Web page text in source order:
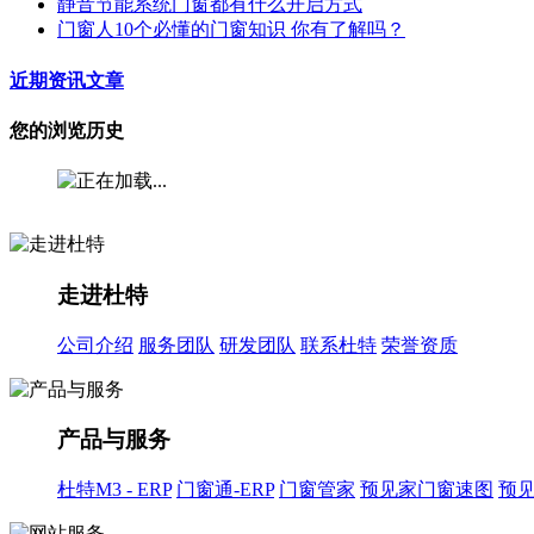
静音节能系统门窗都有什么开启方式
门窗人10个必懂的门窗知识 你有了解吗？
近期资讯文章
您的浏览历史
走进杜特
公司介绍 服务团队 研发团队 联系杜特 荣誉资质
产品与服务
杜特M3 - ERP 门窗通-ERP 门窗管家 预见家门窗速图 预